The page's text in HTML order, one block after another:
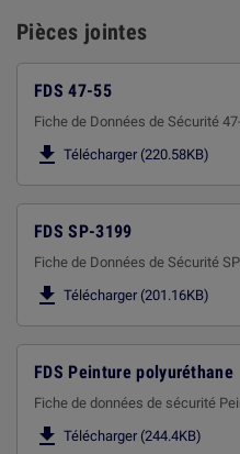
Pièces jointes
FDS 47-55
Fiche de Données de Sécurité
 Télécharger (220.58KB)
FDS SP-3199
Fiche de Données de Sécurité
 Télécharger (201.16KB)
FDS Peinture polyuréthane
Fiche de données de sécurité
 Télécharger (244.4KB)